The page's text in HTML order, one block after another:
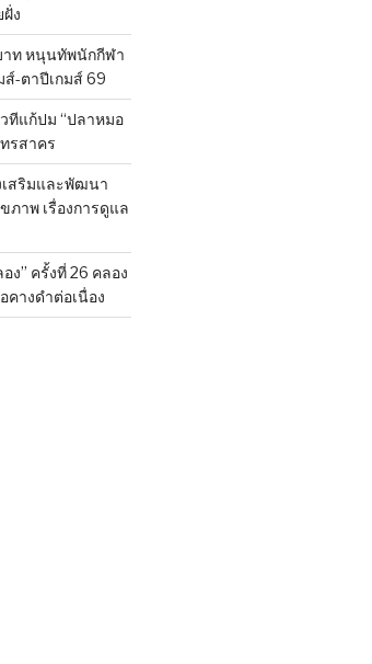
ง
าท หนุนทัพนักกีฬา
ส์-ตาปีเกมส์ 69
วทีแก้ปม “ปลาหมอ
รสาคร
เสริมและพัฒนา
าพ เรื่องการดูแล
ง” ครั้งที่ 26 คลอง
คางดำต่อเนื่อง